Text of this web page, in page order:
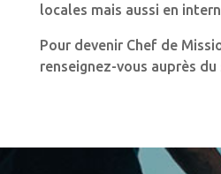
locales mais aussi en
Pour devenir Chef de
renseignez-vous auprès